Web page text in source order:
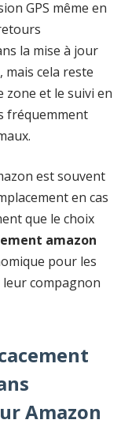
GPS même en
la mise à jour
cela reste
zone et le suivi en
fréquemment
est souvent
en cas
que le choix
amazon
pour les
compagnon
Amazon